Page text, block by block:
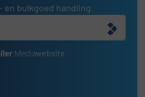
bulkgoed handling.
website